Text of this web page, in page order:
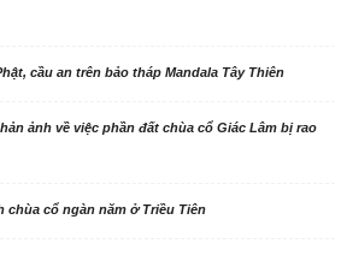
cầu an trên bảo tháp Mandala Tây Thiên
ảnh về việc phần đất chùa cổ Giác Lâm bị rao
chùa cổ ngàn năm ở Triều Tiên